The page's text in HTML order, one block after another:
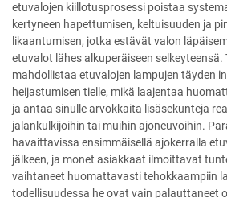
etuvalojen kiillotusprosessi poistaa
kertyneen hapettumisen, keltuisuuden ja
likaantumisen, jotka estävät valon
etuvalot lähes alkuperäiseen
mahdollistaa etuvalojen lampujen täyden
heijastumisen tielle, mikä laajentaa
ja antaa sinulle arvokkaita lisäsekunteja
jalankulkijoihin tai muihin ajoneuvoihin.
havaittavissa ensimmäisellä ajokerralla
jälkeen, ja monet asiakkaat ilmoittavat
vaihtaneet huomattavasti tehokkaampiin
todellisuudessa he ovat vain palauttaneet